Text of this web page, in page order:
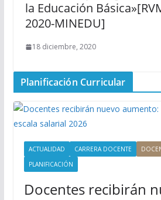
la Educación
2020-MINEDU]
18 diciembre, 2020
Planificación Curricular
ACTUALIDAD CARRERA DOCENTE
PLANIFICACIÓN
Docentes recibirán